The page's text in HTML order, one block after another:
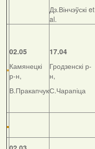
Дз.Вінчэўскі et
al.
02.05
Камянецкі
р-н,
В.Пракапчук
17.04
Гродзенскі р-
н,
С.Чарапіца